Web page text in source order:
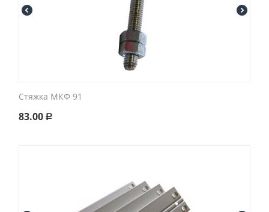
Стяжка МКФ 91
83.00 Р